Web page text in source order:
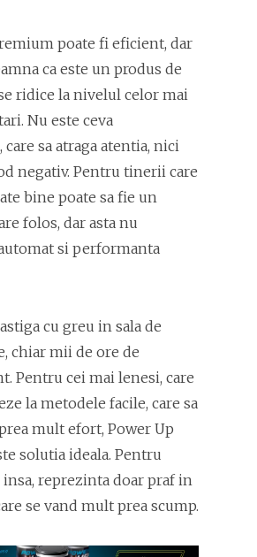
poate fi eficient, dar
ca este un produs de
ridice la nivelul celor mai
Nu este ceva
sa atraga atentia, nici
negativ. Pentru tinerii care
bine poate sa fie un
folos, dar asta nu
si performanta
cu greu in sala de
chiar mii de ore de
Pentru cei mai lenesi, care
la metodele facile, care sa
mult efort, Power Up
solutia ideala. Pentru
reprezinta doar praf in
se vand mult prea scump.